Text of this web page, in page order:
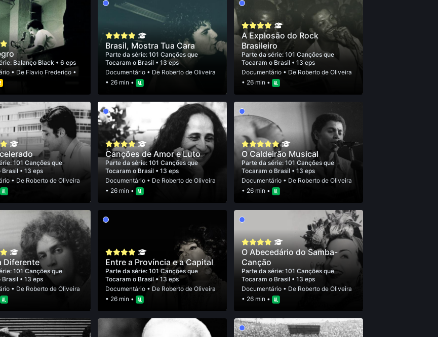
Balanço Black • 6 eps
• De Flavio Frederico•
Brasil, Mostra Tua Cara
Parte da série:101 Canções que
Tocaram o Brasil • 13 eps
Documentário • De Roberto de Oliveira
• 26 min •
A Explosão do Rock
Brasileiro
Parte da série:101 Canções que
Tocaram o Brasil • 13 eps
Documentário • De Roberto de Oliveira
• 26 min •
101 Canções que
Brasil • 13 eps
• De Roberto de Oliveira
Canções de Amor e Luto
Parte da série:101 Canções que
Tocaram o Brasil • 13 eps
Documentário • De Roberto de Oliveira
• 26 min •
O Caldeirão Musical
Parte da série:101 Canções que
Tocaram o Brasil • 13 eps
Documentário • De Roberto de Oliveira
• 26 min •
Diferente
101 Canções que
Brasil • 13 eps
• De Roberto de Oliveira
Entre a Província e a Capital
Parte da série:101 Canções que
Tocaram o Brasil • 13 eps
Documentário • De Roberto de Oliveira
• 26 min •
O Abecedário do Samba-
Canção
Parte da série:101 Canções que
Tocaram o Brasil • 13 eps
Documentário • De Roberto de Oliveira
• 26 min •